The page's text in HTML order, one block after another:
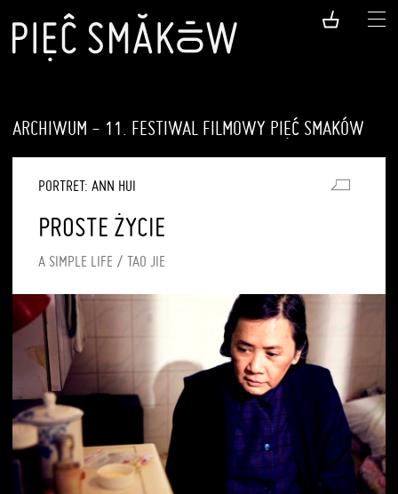
ARCHIWUM - 11. FESTIWAL FILMOWY PIĘĆ SMAKÓW
PORTRET: ANN HUI
PROSTE ŻYCIE
A SIMPLE LIFE / TAO JIE